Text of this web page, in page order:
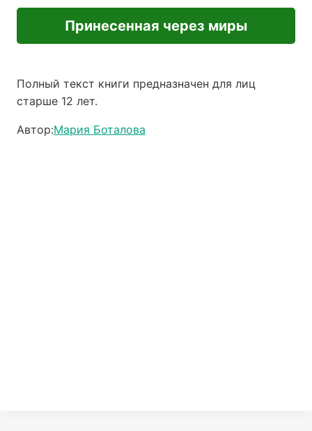
Принесенная через миры
Полный текст книги предназначен для лиц
старше 12 лет.
Автор:Мария Боталова